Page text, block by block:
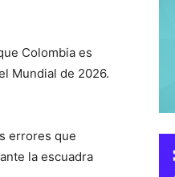
Colombia es
Mundial de 2026.
errores que
la escuadra